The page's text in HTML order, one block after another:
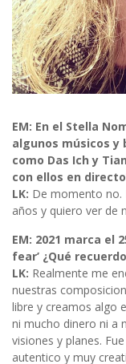
EM: En el Stella
algunos músicos y
como Das Ich y
con ellos en
LK: De momento no.
años y quiero ver de
EM: 2021 marca el
fear’ ¿Qué
LK: Realmente me
nuestras
libre y creamos algo
ni mucho dinero ni a
visiones y planes.
autentico y muy